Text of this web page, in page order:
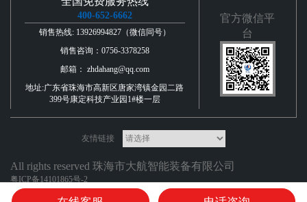
400-652-6662
销售热线: 13926994827（微信同号）
销售咨询：0756-3378258
邮箱： zhdahang@qq.com
地址:广东省珠海市高新区唐家湾镇金园二路
399号康定科技产业园1#楼一层
官方微信平
台
友情链接
All rights reserved 珠海市大航智能装备有限公司
粤ICP备14101865号-2